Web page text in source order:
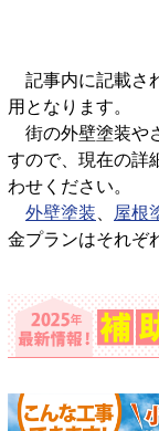
記事内に記載さ
用となります。
街の外壁塗装や
すので、現在の詳
わせください。
外壁塗装
屋根
金プランはそれぞ